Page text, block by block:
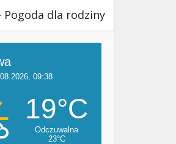
Pogoda dla rodziny